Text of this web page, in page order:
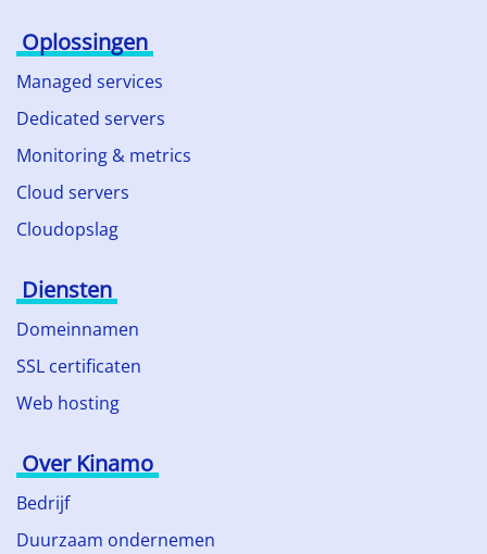
Oplossingen
Managed services
Dedicated servers
Monitoring & metrics
Cloud servers
Cloudopslag
Diensten
Domeinnamen
SSL certificaten
Web hosting
Over Kinamo
Bedrijf
Duurzaam ondernemen